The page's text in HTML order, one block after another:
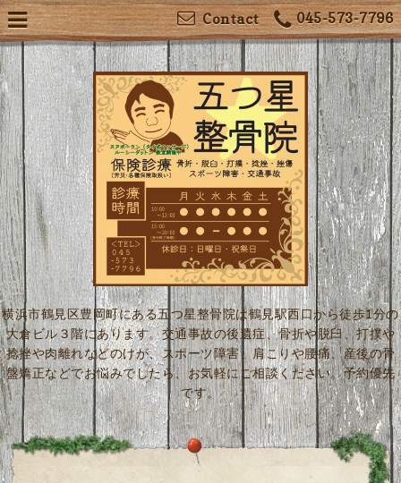
045-573-7796
Contact
横浜市鶴見区豊岡町にある五つ星整骨院は鶴見駅西口から徒歩1分の
大倉ビル３階にあります。交通事故の後遺症、骨折や脱臼、打撲や
捻挫や肉離れなどのけが、スポーツ障害、肩こりや腰痛、産後の骨
盤矯正などでお悩みでしたら、お気軽にご相談ください。予約優先
です。